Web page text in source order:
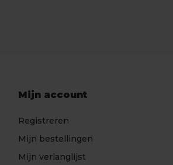
Mijn account
Registreren
Mijn bestellingen
Mijn verlanglijst